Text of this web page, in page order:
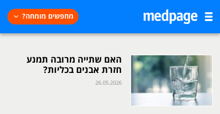
מחפשים מומחה?
האם שתייה מרובה תמנע
חזרת אבנים בכליות?
26.05.2026